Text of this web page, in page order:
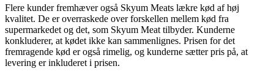
Flere kunder fremhæver også Skyum Meats lækre kød af høj
kvalitet. De er overraskede over forskellen mellem kød fra
supermarkedet og det, som Skyum Meat tilbyder. Kunderne
konkluderer, at kødet ikke kan sammenlignes. Prisen for det
fremragende kød er også rimelig, og kunderne sætter pris på, at
levering er inkluderet i prisen.